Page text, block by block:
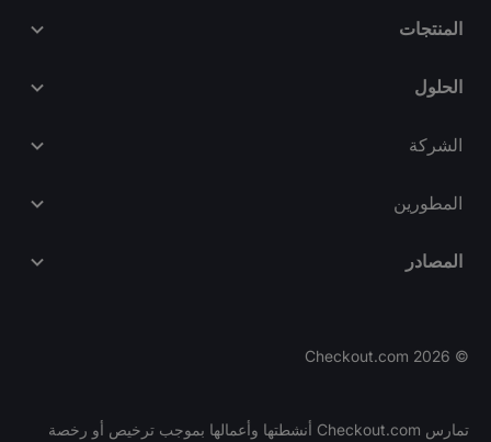
المنتجات
الحلول
الشركة
المطورين
المصادر
©
2026
تمارس Checkout.com أنشطتها وأعمالها بموجب ترخيص أو رخصة